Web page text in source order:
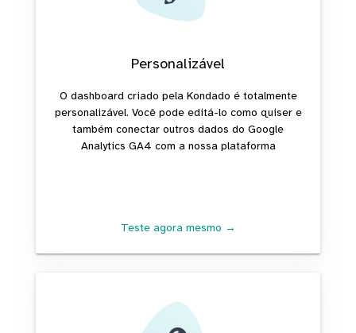
Personalizável
O dashboard criado pela Kondado é totalmente
personalizável. Você pode editá-lo como quiser e
também conectar outros dados do Google
Analytics GA4 com a nossa plataforma
Teste agora mesmo →